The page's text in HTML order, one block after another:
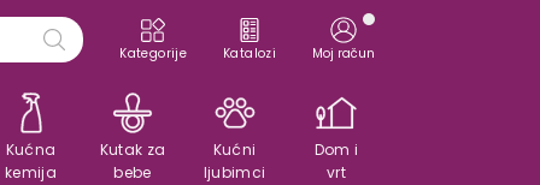
Kategorije Katalozi Moj račun
Kućna
kemija
Kutak za
bebe
Kućni
ljubimci
Dom i
vrt